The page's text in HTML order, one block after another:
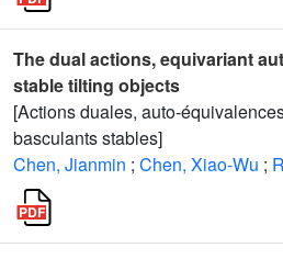
The dual actions, equivariant
stable tilting objects
[Actions duales, auto-
basculants stables]
Chen, Jianmin ; Chen, Xiao-Wu ;